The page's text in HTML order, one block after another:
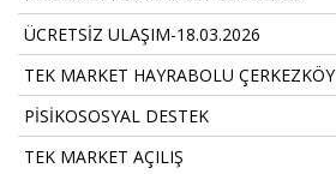
ÜCRETSİZ ULAŞIM-18.03.2026
TEK MARKET HAYRABOLU ÇERKEZKÖY
PİSİKOSOSYAL DESTEK
TEK MARKET AÇILIŞ